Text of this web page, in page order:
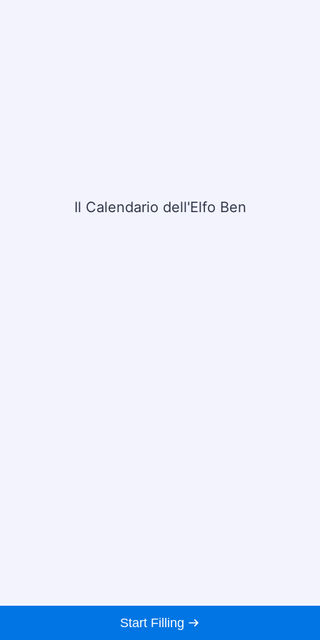
Il Calendario dell'Elfo Ben
Start Filling